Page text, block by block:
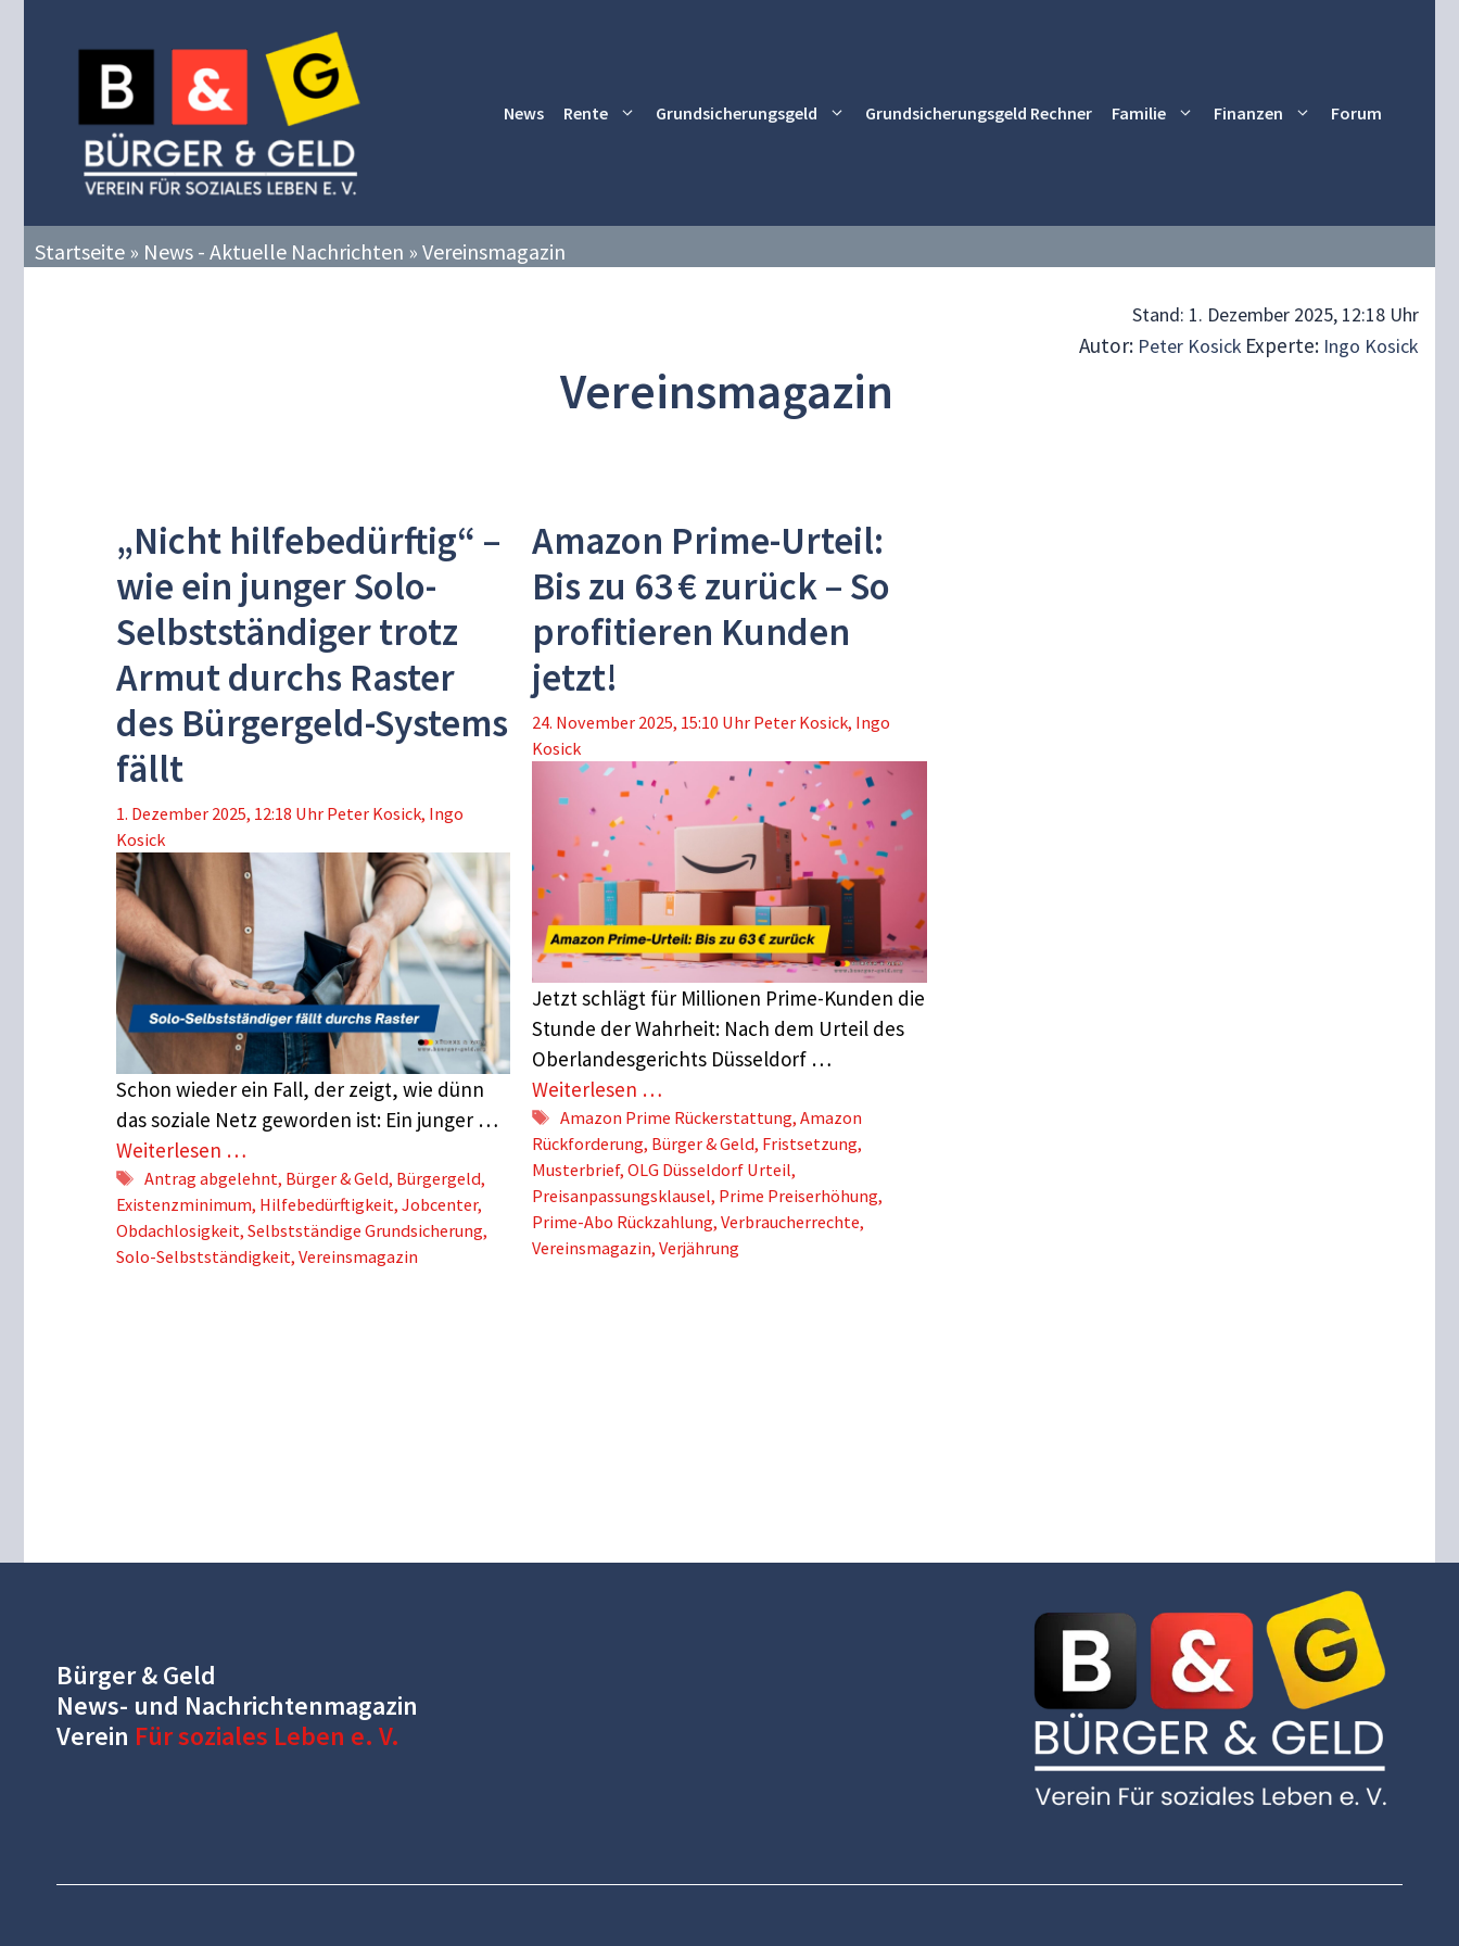
News Rente Grundsicherungsgeld Grundsicherungsgeld Rechner Familie Finanzen Forum
Startseite » News - Aktuelle Nachrichten » Vereinsmagazin
Stand: 1. Dezember 2025, 12:18 Uhr
Autor: Peter Kosick Experte: Ingo Kosick
Vereinsmagazin
„Nicht hilfebedürftig“ –
wie ein junger Solo-
Selbstständiger trotz
Armut durchs Raster
des Bürgergeld-Systems
fällt
1. Dezember 2025, 12:18 Uhr Peter Kosick, Ingo
Kosick
Schon wieder ein Fall, der zeigt, wie dünn
das soziale Netz geworden ist: Ein junger …
Weiterlesen …
Schlagwörter
Antrag abgelehnt, Bürger & Geld, Bürgergeld,
Existenzminimum, Hilfebedürftigkeit, Jobcenter,
Obdachlosigkeit, Selbstständige Grundsicherung,
Solo-Selbstständigkeit, Vereinsmagazin
Amazon Prime-Urteil:
Bis zu 63 € zurück – So
profitieren Kunden
jetzt!
24. November 2025, 15:10 Uhr Peter Kosick, Ingo
Kosick
Jetzt schlägt für Millionen Prime-Kunden die
Stunde der Wahrheit: Nach dem Urteil des
Oberlandesgerichts Düsseldorf …
Weiterlesen …
Schlagwörter
Amazon Prime Rückerstattung,Amazon
Rückforderung, Bürger & Geld, Fristsetzung,
Musterbrief,OLG Düsseldorf Urteil,
Preisanpassungsklausel, Prime Preiserhöhung,
Prime-Abo Rückzahlung,Verbraucherrechte,
Vereinsmagazin,Verjährung
Bürger & Geld
News- und Nachrichtenmagazin
Verein Für soziales Leben e. V.